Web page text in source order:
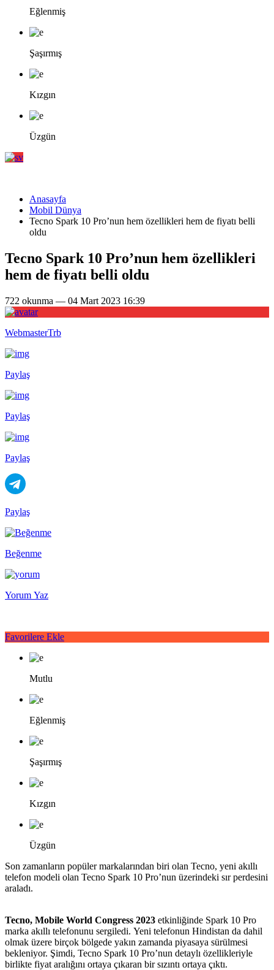
Eğlenmiş
Şaşırmış
Kızgın
Üzgün
Anasayfa
Mobil Dünya
Tecno Spark 10 Pro’nun hem özellikleri hem de fiyatı belli
oldu
Tecno Spark 10 Pro’nun hem özellikleri
hem de fiyatı belli oldu
722 okunma — 04 Mart 2023 16:39
WebmasterTrb
Paylaş
Paylaş
Paylaş
Paylaş
Beğenme
Yorum Yaz
Favorilere Ekle
Mutlu
Eğlenmiş
Şaşırmış
Kızgın
Üzgün
Son zamanların popüler markalarından biri olan Tecno, yeni akıllı
telefon modeli olan Tecno Spark 10 Pro’nun üzerindeki sır perdesini
araladı.
Tecno, Mobile World Congress 2023 etkinliğinde Spark 10 Pro
marka akıllı telefonunu sergiledi. Yeni telefonun Hindistan da dahil
olmak üzere birçok bölgede yakın zamanda piyasaya sürülmesi
bekleniyor. Şimdi, Tecno Spark 10 Pro’nun detaylı özellikleriyle
birlikte fiyat aralığını ortaya çıkaran bir sızıntı ortaya çıktı.